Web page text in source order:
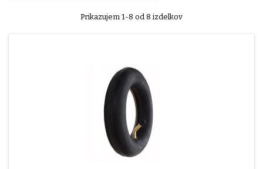
Prikazujem 1-8 od 8 izdelkov